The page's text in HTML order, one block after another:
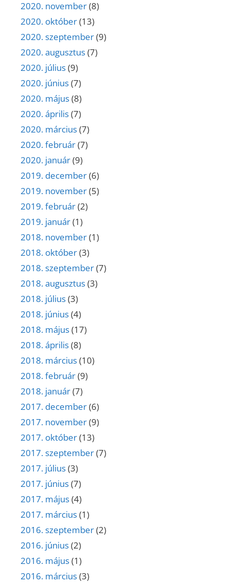
2020. november(8)
2020. október(13)
2020. szeptember(9)
2020. augusztus(7)
2020. július(9)
2020. június(7)
2020. május(8)
2020. április(7)
2020. március(7)
2020. február(7)
2020. január(9)
2019. december(6)
2019. november(5)
2019. február(2)
2019. január(1)
2018. november(1)
2018. október(3)
2018. szeptember(7)
2018. augusztus(3)
2018. július(3)
2018. június(4)
2018. május(17)
2018. április(8)
2018. március(10)
2018. február(9)
2018. január(7)
2017. december(6)
2017. november(9)
2017. október(13)
2017. szeptember(7)
2017. július(3)
2017. június(7)
2017. május(4)
2017. március(1)
2016. szeptember(2)
2016. június(2)
2016. május(1)
2016. március(3)